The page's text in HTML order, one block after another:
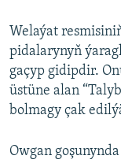
Welaýat
pidalarynyň
gaçyp gidipdir.
üstüne alan
bolmagy çak
Owgan